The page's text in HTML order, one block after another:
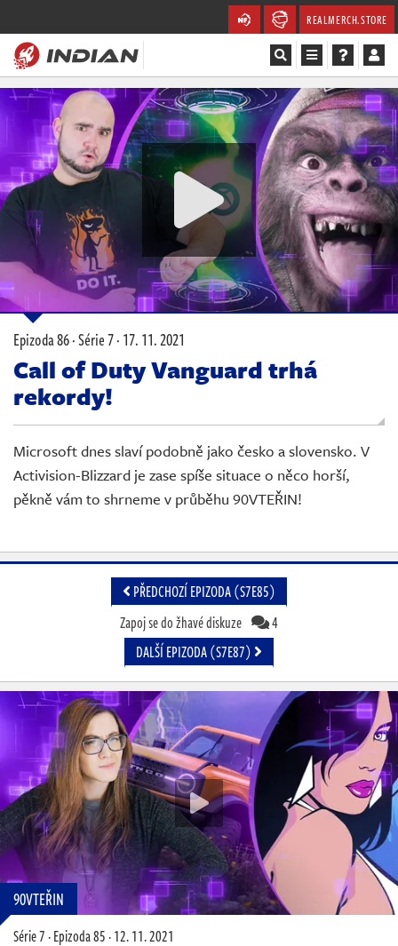
REALMERCH.STORE
Magazín
Recenze
Videa
Soutěže
Databáze
Komunita
Redakce
Živě
Epizoda 86 · Série 7 ·17. 11. 2021
Call of Duty Vanguard trhá
rekordy!
Microsoft dnes slaví podobně jako česko a slovensko. V
Activision-Blizzard je zase spíše situace o něco horší,
pěkně vám to shrneme v průběhu 90VTEŘIN!
PŘEDCHOZÍ EPIZODA (S7E85)
Zapoj se do žhavé diskuze
4
DALŠÍ EPIZODA (S7E87)
90VTEŘIN
Série 7·Epizoda 85·12. 11. 2021